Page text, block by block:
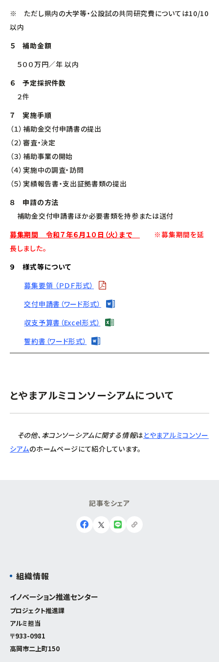
※ ただし県内の大学等・公設試の共同研究費については10/10
以内
５ 補助金額
５００万円／年 以内
６ 予定採択件数
２件
７ 実施手順
（１）補助金交付申請書の提出
（２）審査・決定
（３）補助事業の開始
（４）実施中の調査・訪問
（５）実績報告書・支出証拠書類の提出
８ 申請の方法
補助金交付申請書ほか必要書類を持参または送付
募集期間 令和７年６月１０日（火）まで
※募集期間を延
長しました。
９ 様式等について
募集要領 （ＰＤＦ形式）
交付申請書（ワード形式）
収支予算書（Excel形式）
誓約書（ワード形式）
とやまアルミコンソーシアムについて
その他、本コンソーシアムに関する情報はとやまアルミコンソー
シアムのホームページにて紹介しています。
記事をシェア
組織情報
イノベーション推進センター
プロジェクト推進課
アルミ担当
〒933-0981
高岡市二上町150